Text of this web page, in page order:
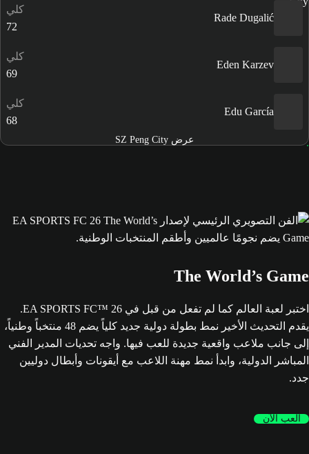
Rade Dugalić
كلي
72
Eden Karzev
كلي
69
Edu García
كلي
68
عرض SZ Peng City
The World’s Game
اختبر لعبة العالم كما لم تفعل من قبل في EA SPORTS FC™ 26.
يقدم التحديث الأخير نمط بطولة دولية جديد كلياً يضم 48 منتخباً وطنياً،
إلى جانب ملاعب واقعية جديدة للعب فيها. واجه تحديات المدير الفني
المباشر الدولية، وابدأ نمط مهنة اللاعب مع أيقونات وأبطال دوليين
جدد.
العب الآن